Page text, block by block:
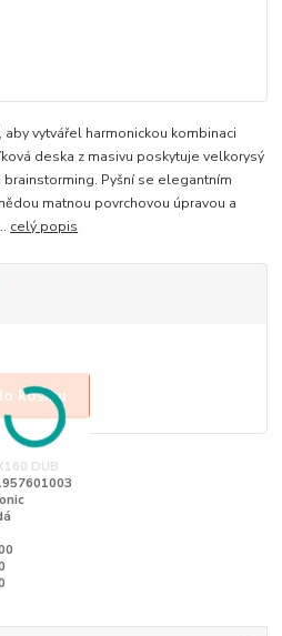
vytvářel harmonickou kombinaci
deska z masivu poskytuje velkorysý
Pyšní se elegantním
matnou povrchovou úpravou a
celý popis
košíku
DUB